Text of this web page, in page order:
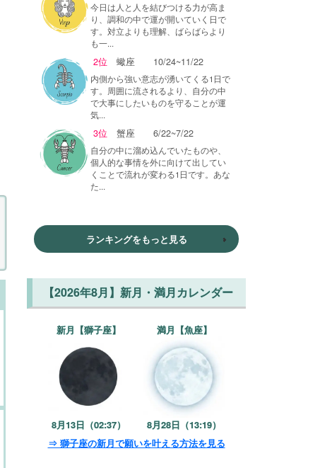
今日は人と人を結びつける力が高ま
り、調和の中で運が開いていく日で
す。対立よりも理解、ばらばらより
も一...
2位 蠍座 10/24~11/22
内側から強い意志が湧いてくる1日で
す。周囲に流されるより、自分の中
で大事にしたいものを守ることが運
気...
3位 蟹座 6/22~7/22
自分の中に溜め込んでいたものや、
個人的な事情を外に向けて出してい
くことで流れが変わる1日です。あな
た...
ランキングをもっと見る
【2026年8月】新月・満月カレンダー
新月【獅子座】
8月13日（02:37）
満月【魚座】
8月28日（13:19）
⇒ 獅子座の新月で願いを叶える方法を見る